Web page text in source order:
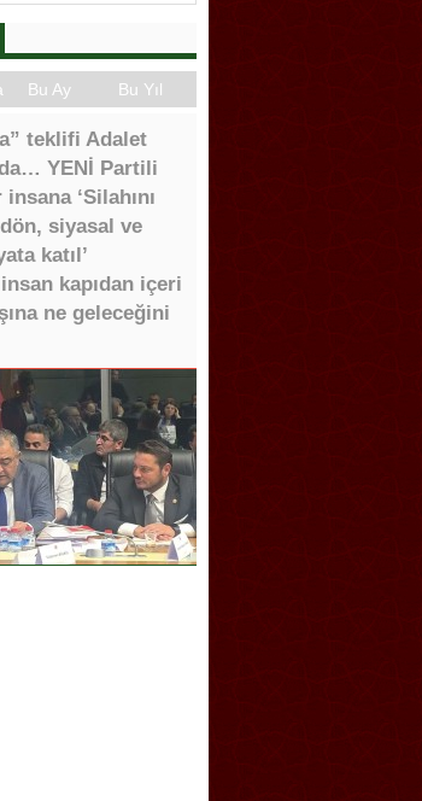
Bu Ay Bu Yıl
teklifi Adalet
YENİ Partili
‘Silahını
siyasal ve
katıl’
kapıdan içeri
ne geleceğini